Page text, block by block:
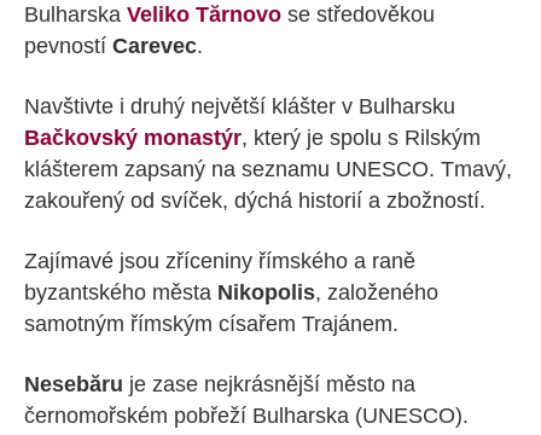
Bulharska Veliko Tărnovo se středověkou
pevností Carevec.
Navštivte i druhý největší klášter v Bulharsku
Bačkovský monastýr, který je spolu s Rilským
klášterem zapsaný na seznamu UNESCO. Tmavý,
zakouřený od svíček, dýchá historií a zbožností.
Zajímavé jsou zříceniny římského a raně
byzantského města Nikopolis, založeného
samotným římským císařem Trajánem.
Nesebăru je zase nejkrásnější město na
černomořském pobřeží Bulharska (UNESCO).